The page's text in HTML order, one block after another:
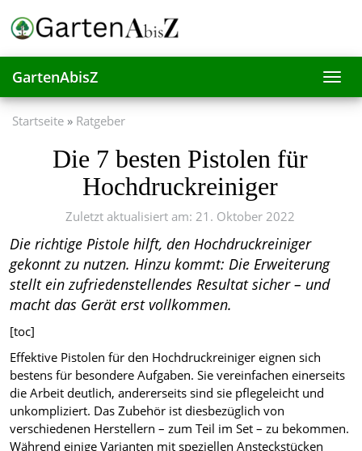
main
content
GartenAbisZ
Startseite Ratgeber
Die 7 besten Pistolen für
Hochdruckreiniger
Zuletzt aktualisiert am: 21. Oktober 2022
Die richtige Pistole hilft, den Hochdruckreiniger
gekonnt zu nutzen. Hinzu kommt: Die Erweiterung
stellt ein zufriedenstellendes Resultat sicher – und
macht das Gerät erst vollkommen.
[toc]
Effektive Pistolen für den Hochdruckreiniger eignen sich
bestens für besondere Aufgaben. Sie vereinfachen einerseits
die Arbeit deutlich, andererseits sind sie pflegeleicht und
unkompliziert. Das Zubehör ist diesbezüglich von
verschiedenen Herstellern – zum Teil im Set – zu bekommen.
Während einige Varianten mit speziellen Ansteckstücken